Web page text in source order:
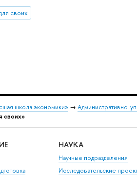
своих
школа экономики» → Административно-
своих»
НАУКА
Научные подразделения
Исследовательские